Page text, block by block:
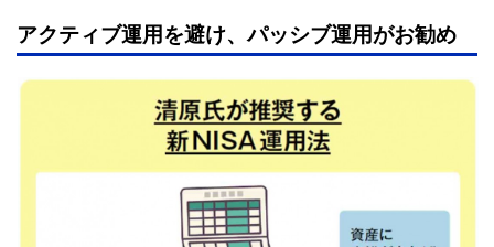
アクティブ運用を避け、パッシブ運用がお勧め